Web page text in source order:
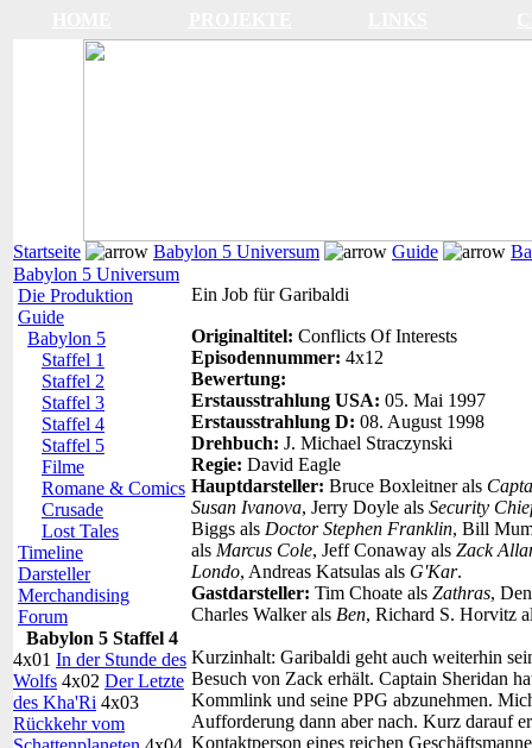
Startseite Babylon 5 Universum Guide
Babylon 5 Universum
Die Produktion
Guide
Babylon 5
Staffel 1
Staffel 2
Staffel 3
Staffel 4
Staffel 5
Filme
Romane & Comics
Crusade
Lost Tales
Timeline
Darsteller
Merchandising
Forum
Babylon 5 Staffel 4
4x01 In der Stunde des
Wolfs 4x02 Der Letzte
des Kha'Ri 4x03
Rückkehr vom
Ein Job für Garibaldi
Originaltitel: Conflicts Of Interests
Episodennummer: 4x12
Bewertung:
Erstausstrahlung USA: 05. Mai 1997
Erstausstrahlung D: 08. August 1998
Drehbuch: J. Michael Straczynski
Regie: David Eagle
Hauptdarsteller: Bruce Boxleitner als
Susan Ivanova, Jerry Doyle als Security
Biggs als Doctor Stephen Franklin, Bill
als Marcus Cole, Jeff Conaway als Zack
Londo, Andreas Katsulas als G'Kar.
Gastdarsteller: Tim Choate als Zathras,
Charles Walker als Ben, Richard S. Horvitz
Kurzinhalt: Garibaldi geht auch weiterhin
Besuch von Zack erhält. Captain Sheridan
Kommlink und seine PPG abzunehmen.
Aufforderung dann aber nach. Kurz darauf
Kontaktperson eines reichen